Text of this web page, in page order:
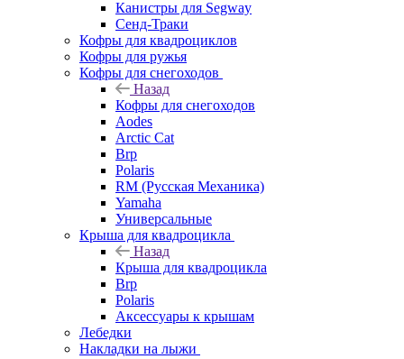
Канистры для Segway
Сенд-Траки
Кофры для квадроциклов
Кофры для ружья
Кофры для снегоходов
Назад
Кофры для снегоходов
Aodes
Arctic Cat
Brp
Polaris
RM (Русская Механика)
Yamaha
Универсальные
Крыша для квадроцикла
Назад
Крыша для квадроцикла
Brp
Polaris
Аксессуары к крышам
Лебедки
Накладки на лыжи